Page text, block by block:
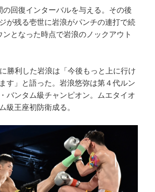
の回復インターバルを与える。その後
が残る壱世に岩浪がパンチの連打で続
ンとなった時点で岩浪のノックアウト
勝利した岩浪は「今後もっと上に行け
す」と語った。岩浪悠弥は第４代ルン
バンタム級チャンピオン。ムエタイオ
級王座初防衛成る。